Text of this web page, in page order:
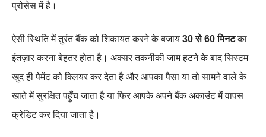
प्रोसेस में है।
ऐसी स्थिति में तुरंत बैंक को शिकायत करने के बजाय 30 से 60 मिनटका
इंतज़ार करना बेहतर होता है। अक्सर तकनीकी जाम हटने के बाद सिस्टम
खुद ही पेमेंट को क्लियर कर देता है और आपका पैसा या तो सामने वाले के
खाते में सुरक्षित पहुँच जाता है या फिर आपके अपने बैंक अकाउंट में वापस
क्रेडिट कर दिया जाता है।